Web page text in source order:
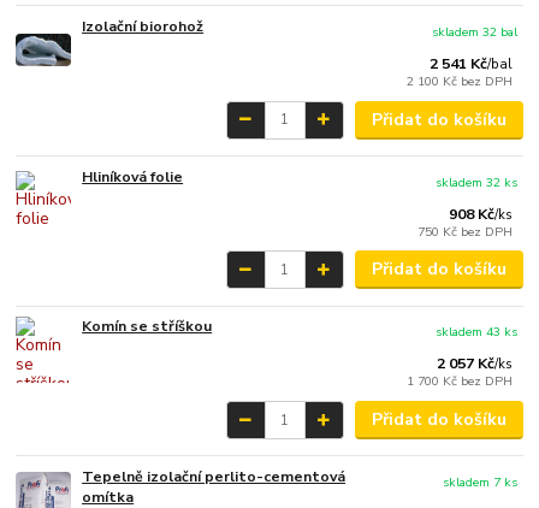
Izolační biorohož
2 541 Kč/bal
2 100 Kč bez DPH
skladem 32 bal
Přidat do košíku
Hliníková folie
908 Kč/ks
750 Kč bez DPH
skladem 32 ks
Přidat do košíku
Komín se stříškou
2 057 Kč/ks
1 700 Kč bez DPH
skladem 43 ks
Přidat do košíku
Tepelně izolační perlito-cementová
omítka
skladem 7 ks